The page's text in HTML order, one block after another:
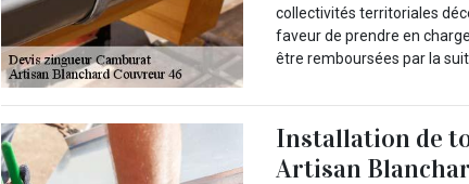
collectivités territoriales
faveur de prendre en
être remboursées par la
Installation de
Artisan